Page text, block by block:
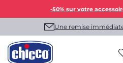
-50% sur votre
Une remise